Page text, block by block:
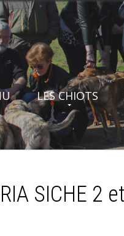
LES CHIOTS
SICHE 2